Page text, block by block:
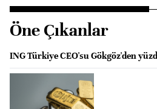
Öne Çıkanlar
ING Türkiye CEO'su Gökgöz'den